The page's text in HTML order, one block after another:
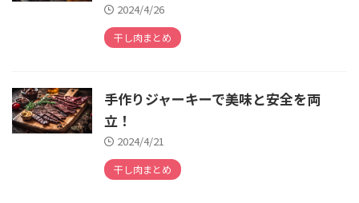
2024/4/26
干し肉まとめ
手作りジャーキーで美味と安全を両
立！
2024/4/21
干し肉まとめ